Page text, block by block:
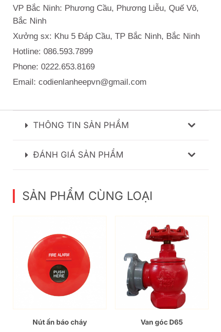
Khớp nối bằng nhôm hợp kim chất lượng cao sơn
chống cháy được ép đai bằng máy ép thủy lưc .
Khớp nối và thân vòi được liên kết bằng vòng đai thép
ép thủy lực.
Khớp nối bằng nhôm hợp kim chất lượng cao sơn
Đặc biệt khớp nối rất chắc chắn và an toàn trong quá
VP Bắc Ninh: Phương Cầu, Phương Liễu, Quế Võ,
Bắc Ninh
Xưởng sx: Khu 5 Đáp Cầu, TP Bắc Ninh, Bắc Ninh
Hotline: 086.593.7899
Phone: 0222.653.8169
Email: codienlanheepvn@gmail.com
THÔNG TIN SẢN PHẨM
ĐÁNH GIÁ SẢN PHẨM
SẢN PHẨM CÙNG LOẠI
Nút ấn báo cháy Van góc D65